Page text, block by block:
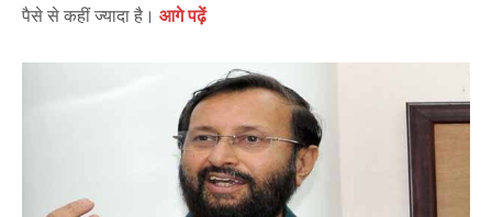
पैसे से कहीं ज्यादा है। आगे पढ़ें